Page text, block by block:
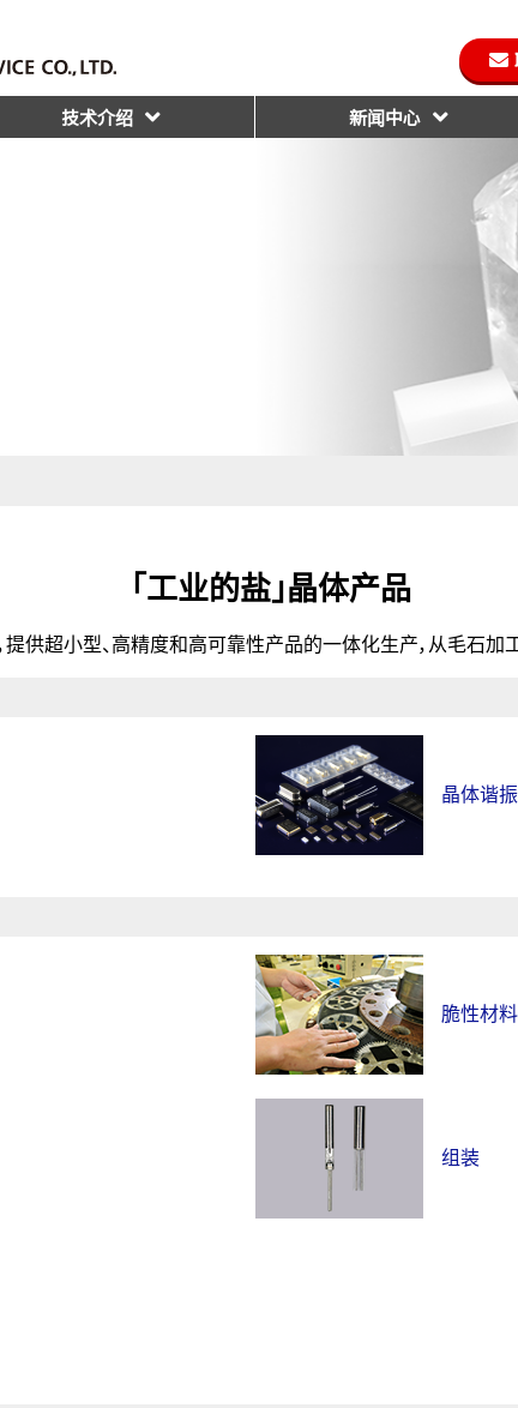
技术介绍 新闻中心
「工业的盐」晶体产品
提供超小型、高精度和高可靠性产品的一体化生产，从毛石加
晶体谐
脆性材
组装